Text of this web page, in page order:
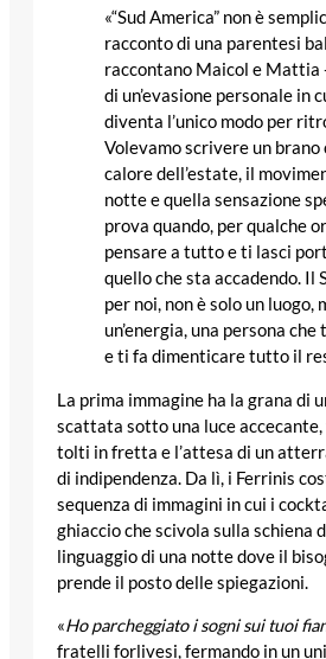
«“Sud America” non è
racconto di una parentesi
raccontano Maicol e Mattia
di un’evasione personale in
diventa l’unico modo per
Volevamo scrivere un brano
calore dell’estate, il
notte e quella sensazione
prova quando, per qualche
pensare a tutto e ti lasci
quello che sta accadendo. Il
per noi, non è solo un luogo,
un’energia, una persona
e ti fa dimenticare tutto il
La prima immagine ha la grana di
scattata sotto una luce
tolti in fretta e l’attesa di un
di indipendenza. Da lì, i Ferrinis
sequenza di immagini in cui i
ghiaccio che scivola sulla schiena
linguaggio di una notte dove il
prende il posto delle spiegazioni.
«Ho parcheggiato i sogni sui tuoi
fratelli forlivesi, fermando in un